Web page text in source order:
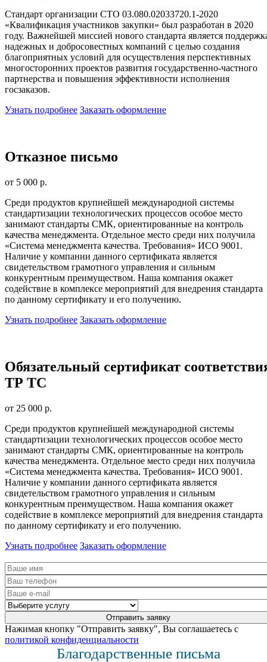
Стандарт организации СТО 03.080.02033720.1-2020
«Квалификация участников закупки» был разработан в 2020
году. Важнейшей миссией нового стандарта является
надежных и добросовестных компаний с целью создания
благоприятных условий для осуществления перспективных
многосторонних проектов развития государственно-частного
партнерства и повышения эффективности исполнения
госзаказов.
Узнать подробнее Заказать оформление
Отказное письмо
от 5 000 р.
Среди продуктов крупнейшей международной системы
стандартизации технологических процессов особое место
занимают стандарты СМК, ориентированные на контроль
качества менеджмента. Отдельное место среди них получила
«Система менеджмента качества. Требования» ИСО 9001.
Наличие у компании данного сертификата является
свидетельством грамотного управления и сильным
конкурентным преимуществом. Наша компания окажет
содействие в комплексе мероприятий для внедрения стандарта
по данному сертификату и его получению.
Узнать подробнее Заказать оформление
Обязательный сертификат
ТР ТС
от 25 000 р.
Среди продуктов крупнейшей международной системы
стандартизации технологических процессов особое место
занимают стандарты СМК, ориентированные на контроль
качества менеджмента. Отдельное место среди них получила
«Система менеджмента качества. Требования» ИСО 9001.
Наличие у компании данного сертификата является
свидетельством грамотного управления и сильным
конкурентным преимуществом. Наша компания окажет
содействие в комплексе мероприятий для внедрения стандарта
по данному сертификату и его получению.
Узнать подробнее Заказать оформление
Нажимая кнопку "Отправить заявку", Вы соглашаетесь с
политикой конфиденциальности
Благодарственные письма